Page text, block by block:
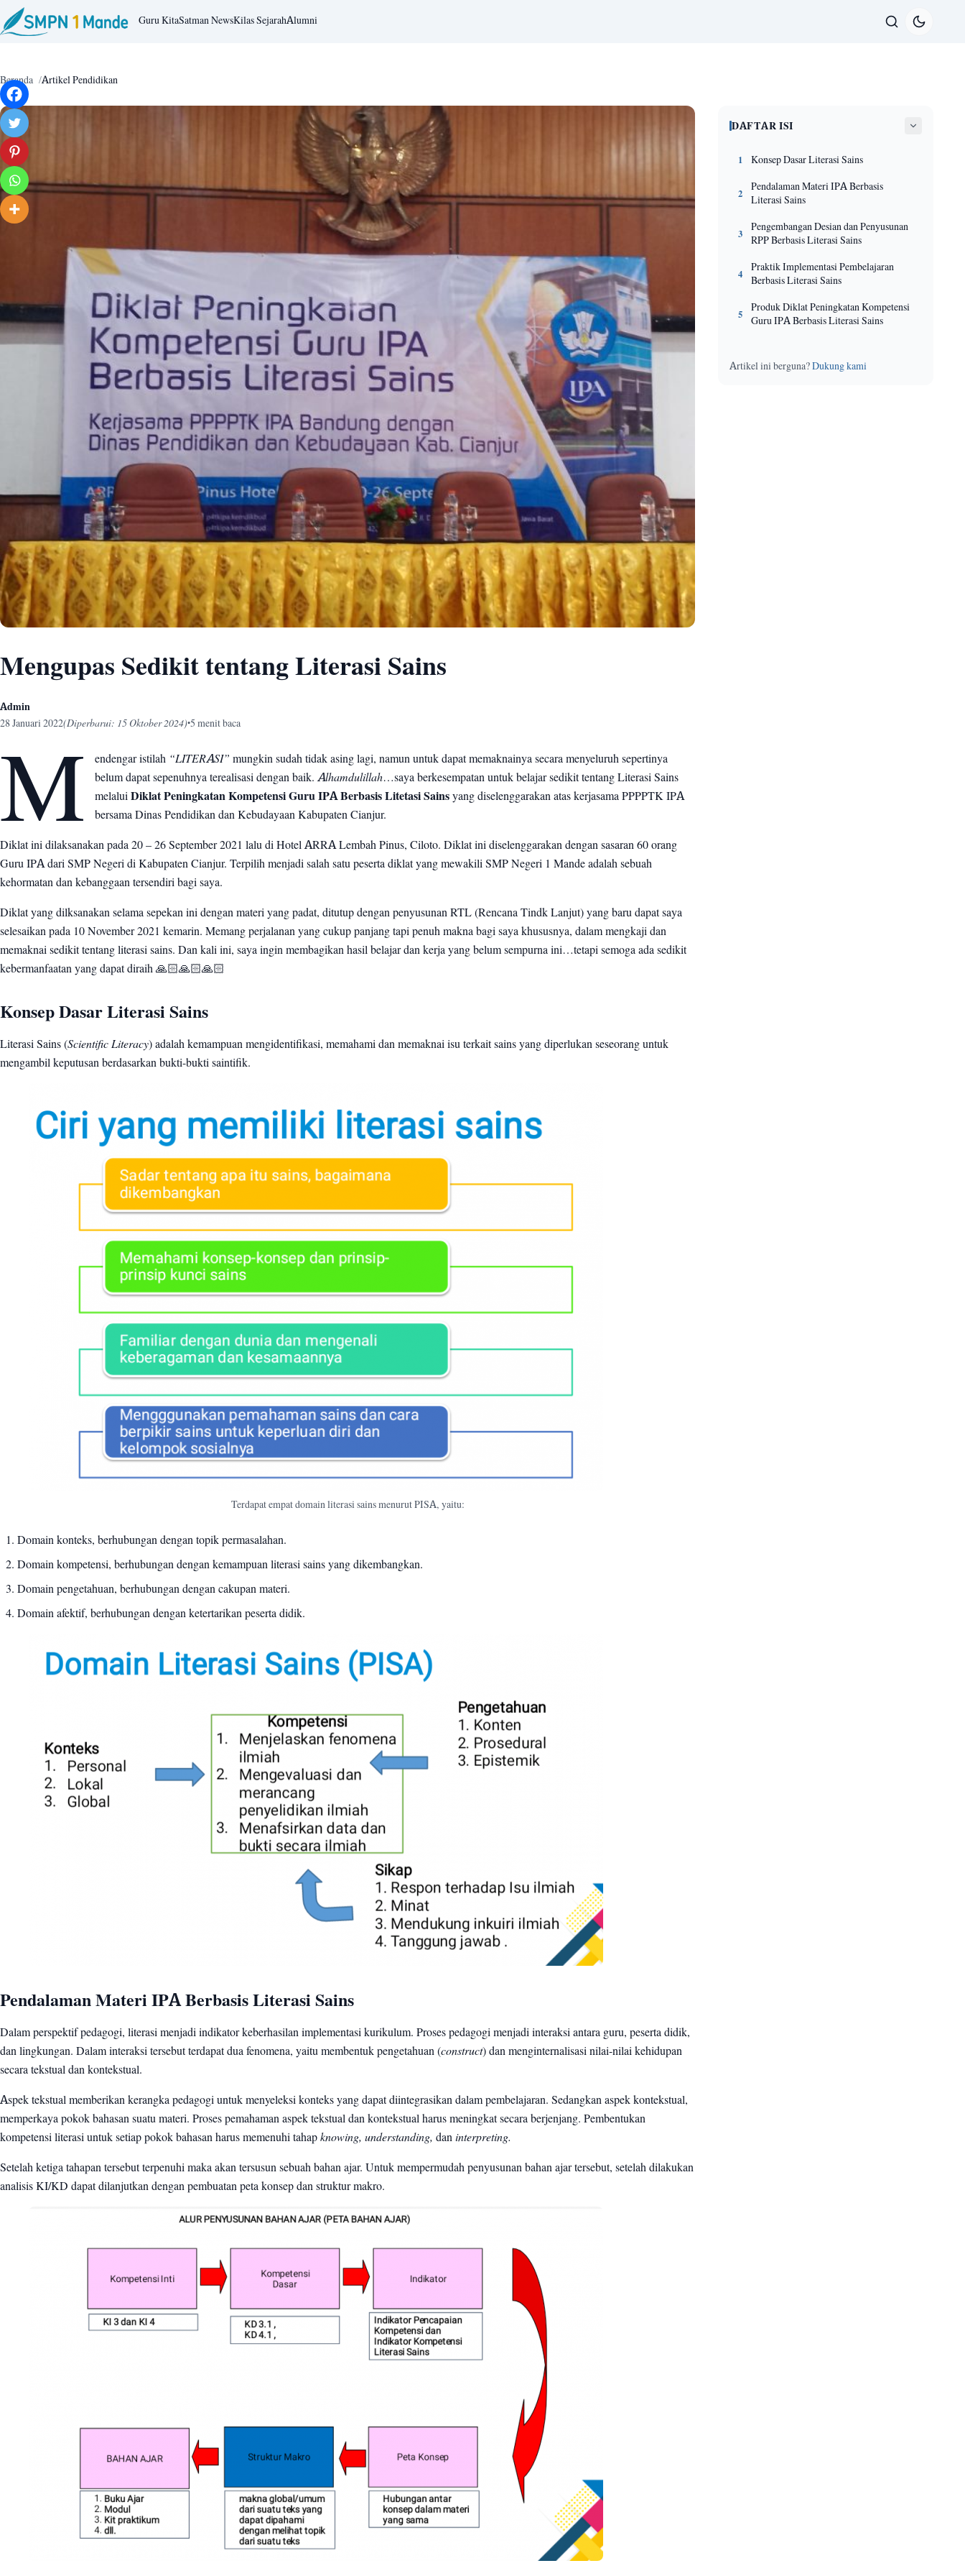
Guru KitaSatman NewsKilas SejarahAlumni
Beranda Artikel Pendidikan
Mengupas Sedikit tentang Literasi Sains
Admin
28 Januari 2022(Diperbarui: 15 Oktober 2024)•5 menit baca
M endengar istilah “LITERASI” mungkin sudah tidak asing lagi, namun untuk dapat memaknainya secara menyeluruh sepertinya
belum dapat sepenuhnya terealisasi dengan baik. Alhamdulillah…saya berkesempatan untuk belajar sedikit tentang Literasi Sains
melaluiDiklat Peningkatan Kompetensi Guru IPA Berbasis Litetasi Sains yang diselenggarakan atas kerjasama PPPPTK IPA
bersama Dinas Pendidikan dan Kebudayaan Kabupaten Cianjur.
Diklat ini dilaksanakan pada 20 – 26 September 2021 lalu di Hotel ARRA Lembah Pinus, Ciloto. Diklat ini diselenggarakan dengan sasaran 60 orang
Guru IPA dari SMP Negeri di Kabupaten Cianjur. Terpilih menjadi salah satu peserta diklat yang mewakili SMP Negeri 1 Mande adalah sebuah
kehormatan dan kebanggaan tersendiri bagi saya.
Diklat yang dilksanakan selama sepekan ini dengan materi yang padat, ditutup dengan penyusunan RTL (Rencana Tindk Lanjut) yang baru dapat saya
selesaikan pada 10 November 2021 kemarin. Memang perjalanan yang cukup panjang tapi penuh makna bagi saya khususnya, dalam mengkaji dan
memaknai sedikit tentang literasi sains. Dan kali ini, saya ingin membagikan hasil belajar dan kerja yang belum sempurna ini…tetapi semoga ada sedikit
kebermanfaatan yang dapat diraih 🙏🏻🙏🏻🙏🏻
Konsep Dasar Literasi Sains
Literasi Sains (Scientific Literacy) adalah kemampuan mengidentifikasi, memahami dan memaknai isu terkait sains yang diperlukan seseorang untuk
mengambil keputusan berdasarkan bukti-bukti saintifik.
Terdapat empat domain literasi sains menurut PISA, yaitu:
Domain konteks, berhubungan dengan topik permasalahan.
Domain kompetensi, berhubungan dengan kemampuan literasi sains yang dikembangkan.
Domain pengetahuan, berhubungan dengan cakupan materi.
Domain afektif, berhubungan dengan ketertarikan peserta didik.
Pendalaman Materi IPA Berbasis Literasi Sains
Dalam perspektif pedagogi, literasi menjadi indikator keberhasilan implementasi kurikulum. Proses pedagogi menjadi interaksi antara guru, peserta didik,
dan lingkungan. Dalam interaksi tersebut terdapat dua fenomena, yaitu membentuk pengetahuan (construct) dan menginternalisasi nilai-nilai kehidupan
secara tekstual dan kontekstual.
Aspek tekstual memberikan kerangka pedagogi untuk menyeleksi konteks yang dapat diintegrasikan dalam pembelajaran. Sedangkan aspek kontekstual,
memperkaya pokok bahasan suatu materi. Proses pemahaman aspek tekstual dan kontekstual harus meningkat secara berjenjang. Pembentukan
kompetensi literasi untuk setiap pokok bahasan harus memenuhi tahap knowing, understanding, dan interpreting.
Setelah ketiga tahapan tersebut terpenuhi maka akan tersusun sebuah bahan ajar. Untuk mempermudah penyusunan bahan ajar tersebut, setelah dilakukan
analisis KI/KD dapat dilanjutkan dengan pembuatan peta konsep dan struktur makro.
DAFTAR ISI
1 Konsep Dasar Literasi Sains
2
Pendalaman Materi IPA Berbasis
Literasi Sains
3
Pengembangan Desian dan Penyusunan
RPP Berbasis Literasi Sains
4
Praktik Implementasi Pembelajaran
Berbasis Literasi Sains
5
Produk Diklat Peningkatan Kompetensi
Guru IPA Berbasis Literasi Sains
Artikel ini berguna?Dukung kami